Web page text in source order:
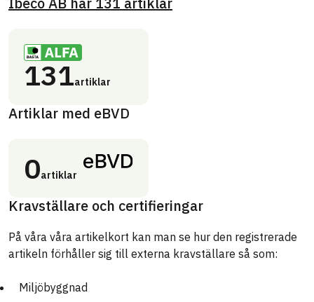
131artiklar
Artiklar med eBVD
0artiklar
Kravställare och certifieringar
På våra våra artikelkort kan man se hur den registrerade
artikeln förhåller sig till externa kravställare så som:
Miljöbyggnad